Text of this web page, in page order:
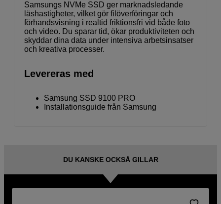
Samsungs NVMe SSD ger marknadsledande
läshastigheter, vilket gör filöverföringar och
förhandsvisning i realtid friktionsfri vid både foto
och video. Du sparar tid, ökar produktiviteten och
skyddar dina data under intensiva arbetsinsatser
och kreativa processer.
Levereras med
Samsung SSD 9100 PRO
Installationsguide från Samsung
DU KANSKE OCKSÅ GILLAR